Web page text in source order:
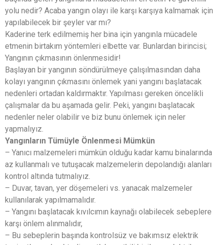
yolu nedir? Acaba yangın olayı ile karşı karşıya kalmamak için
yapılabilecek bir şeyler var mı?
Kaderine terk edilmemiş her bina için yangınla mücadele
etmenin birtakım yöntemleri elbette var. Bunlardan birincisi;
Yangının çıkmasının önlenmesidir!
Başlayan bir yangının söndürülmeye çalışılmasından daha
kolayı yangının çıkmasını önlemek yani yangını başlatacak
nedenleri ortadan kaldırmaktır. Yapılması gereken öncelikli
çalışmalar da bu aşamada gelir. Peki, yangını başlatacak
nedenler neler olabilir ve biz bunu önlemek için neler
yapmalıyız.
Yangınların Tümüyle Önlenmesi Mümkün
– Yanıcı malzemeleri mümkün olduğu kadar kamu binalarında
az kullanmalı ve tutuşacak malzemelerin depolandığı alanları
kontrol altında tutmalıyız.
– Duvar, tavan, yer döşemeleri vs. yanacak malzemeler
kullanılarak yapılmamalıdır.
– Yangını başlatacak kıvılcımın kaynağı olabilecek sebeplere
karşı önlem alınmalıdır,
– Bu sebeplerin başında kontrolsüz ve bakımsız elektrik